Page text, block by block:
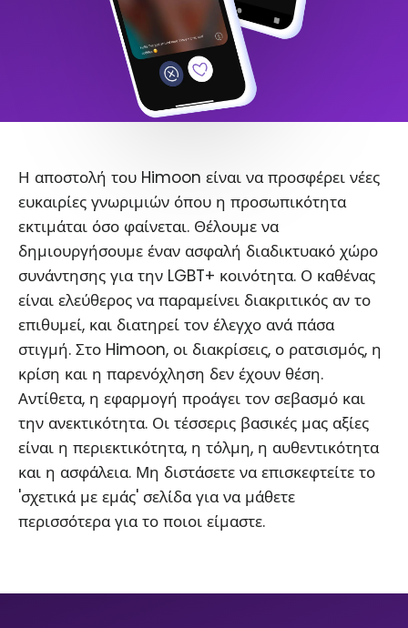
Η αποστολή του Himoon είναι να προσφέρει νέες
ευκαιρίες γνωριμιών όπου η προσωπικότητα
εκτιμάται όσο φαίνεται. Θέλουμε να
δημιουργήσουμε έναν ασφαλή διαδικτυακό χώρο
συνάντησης για την LGBT+ κοινότητα. Ο καθένας
είναι ελεύθερος να παραμείνει διακριτικός αν το
επιθυμεί, και διατηρεί τον έλεγχο ανά πάσα
στιγμή. Στο Himoon, οι διακρίσεις, ο ρατσισμός, η
κρίση και η παρενόχληση δεν έχουν θέση.
Αντίθετα, η εφαρμογή προάγει τον σεβασμό και
την ανεκτικότητα. Οι τέσσερις βασικές μας αξίες
είναι η περιεκτικότητα, η τόλμη, η αυθεντικότητα
και η ασφάλεια. Μη διστάσετε να επισκεφτείτε το
'σχετικά με εμάς' σελίδα για να μάθετε
περισσότερα για το ποιοι είμαστε.